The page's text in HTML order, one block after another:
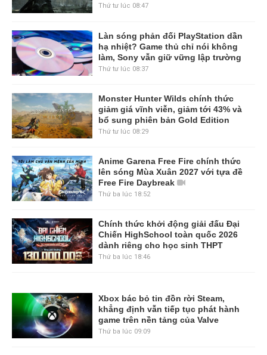
Thứ tư lúc 08:47
Làn sóng phản đối PlayStation dần
hạ nhiệt? Game thủ chỉ nói không
làm, Sony vẫn giữ vững lập trường
Thứ tư lúc 08:37
Monster Hunter Wilds chính thức
giảm giá vĩnh viễn, giảm tới 43% và
bổ sung phiên bản Gold Edition
Thứ tư lúc 08:29
Anime Garena Free Fire chính thức
lên sóng Mùa Xuân 2027 với tựa đề
Free Fire Daybreak
Thứ ba lúc 18:52
Chính thức khởi động giải đấu Đại
Chiến HighSchool toàn quốc 2026
dành riêng cho học sinh THPT
Thứ ba lúc 18:46
Xbox bác bỏ tin đồn rời Steam,
khẳng định vẫn tiếp tục phát hành
game trên nền tảng của Valve
Thứ ba lúc 09:09